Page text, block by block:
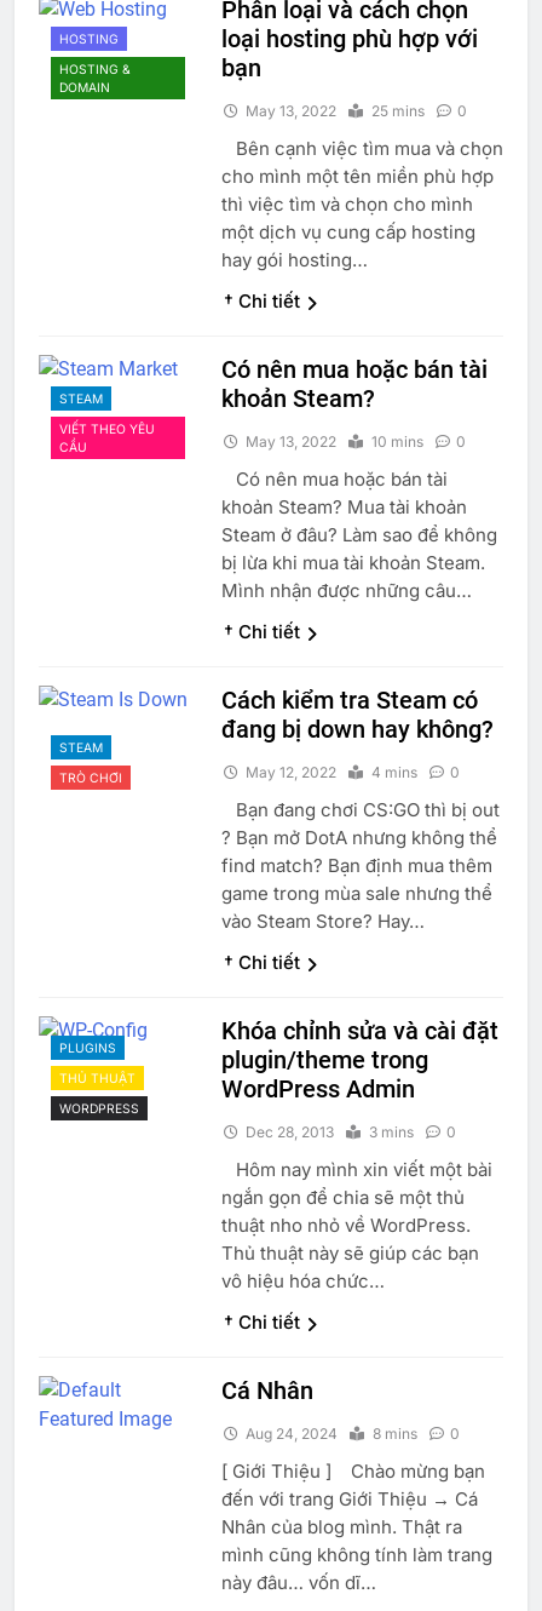
HOSTING
HOSTING &
DOMAIN
Phân loại và cách chọn
loại hosting phù hợp với
bạn
May 13, 2022 25 mins 0
Bên cạnh việc tìm mua và chọn
cho mình một tên miền phù hợp
thì việc tìm và chọn cho mình
một dịch vụ cung cấp hosting
hay gói hosting…
† Chi tiết
STEAM
VIẾT THEO YÊU
CẦU
Có nên mua hoặc bán tài
khoản Steam?
May 13, 2022 10 mins 0
Có nên mua hoặc bán tài
khoản Steam? Mua tài khoản
Steam ở đâu? Làm sao để không
bị lừa khi mua tài khoản Steam.
Mình nhận được những câu…
† Chi tiết
STEAM
TRÒ CHƠI
Cách kiểm tra Steam có
đang bị down hay không?
May 12, 2022 4 mins 0
Bạn đang chơi CS:GO thì bị out
? Bạn mở DotA nhưng không thể
find match? Bạn định mua thêm
game trong mùa sale nhưng thể
vào Steam Store? Hay…
† Chi tiết
PLUGINS
THỦ THUẬT
WORDPRESS
Khóa chỉnh sửa và cài đặt
plugin/theme trong
WordPress Admin
Dec 28, 2013 3 mins 0
Hôm nay mình xin viết một bài
ngắn gọn để chia sẽ một thủ
thuật nho nhỏ về WordPress.
Thủ thuật này sẽ giúp các bạn
vô hiệu hóa chức…
† Chi tiết
Cá Nhân
Aug 24, 2024 8 mins 0
[ Giới Thiệu ] Chào mừng bạn
đến với trang Giới Thiệu → Cá
Nhân của blog mình. Thật ra
mình cũng không tính làm trang
này đâu… vốn dĩ…